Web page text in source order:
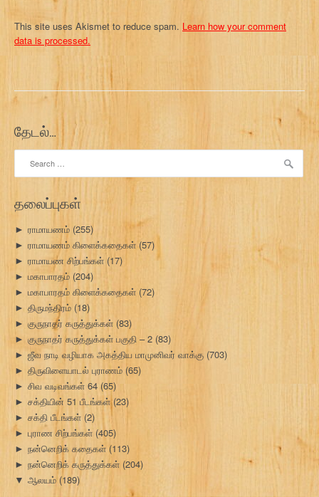
This site uses Akismet to reduce spam. Learn how your comment
data is processed.
தேடல்…
தலைப்புகள்
► ராமாயணம் (255)
► ராமாயணம் கிளைக்கதைகள் (57)
► ராமாயண சிற்பங்கள் (17)
► மகாபாரதம் (204)
► மகாபாரதம் கிளைக்கதைகள் (72)
► திருமந்திரம் (18)
► குருநாதர் கருத்துக்கள் (83)
► குருநாதர் கருத்துக்கள் பகுதி – 2 (83)
► ஜீவ நாடி வழியாக அகத்திய மாமுனிவர் வாக்கு (703)
► திருவிளையாடல் புராணம் (65)
► சிவ வடிவங்கள் 64 (65)
► சக்தியின் 51 பீடங்கள் (23)
► சக்தி பீடங்கள் (2)
► புராண சிற்பங்கள் (405)
► நன்னெறிக் கதைகள்(113)
► நன்னெறிக் கருத்துக்கள் (204)
▼ ஆலயம் (189)